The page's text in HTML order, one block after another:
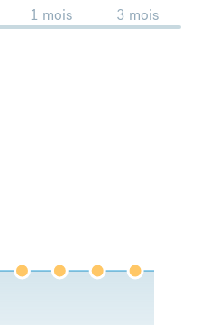
1 mois 3 mois